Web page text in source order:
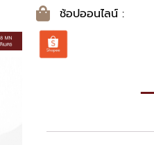
ช้อปออนไลน์ :